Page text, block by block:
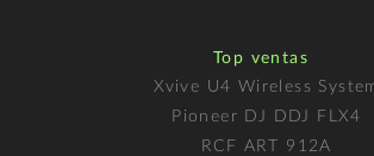
Top ventas
Xvive U4 Wireless
Pioneer DJ DDJ FLX4
RCF ART 912A